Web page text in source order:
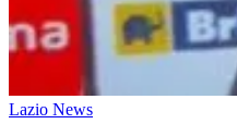
Lazio News